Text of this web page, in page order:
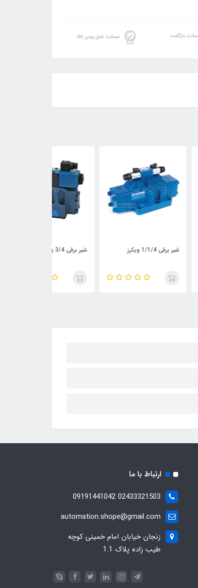
ضمانت اصل بودن کالا
شیر برقی 3/4 ویکرز
ارتباط با ما
02433321503 09191441042
automation.shope@gmail.com
زنجان خیابان امام خمینی کوچه
طیب زاده پلاک 1.1